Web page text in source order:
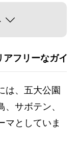
アフリーなガイ
は、五大公園
サボテン、
マとしていま